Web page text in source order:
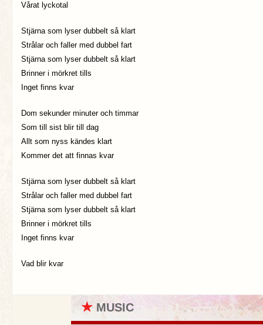
Vårat lyckotal
Stjärna som lyser dubbelt så klart
Strålar och faller med dubbel fart
Stjärna som lyser dubbelt så klart
Brinner i mörkret tills
Inget finns kvar
Dom sekunder minuter och timmar
Som till sist blir till dag
Allt som nyss kändes klart
Kommer det att finnas kvar
Stjärna som lyser dubbelt så klart
Strålar och faller med dubbel fart
Stjärna som lyser dubbelt så klart
Brinner i mörkret tills
Inget finns kvar
Vad blir kvar
★ MUSIC